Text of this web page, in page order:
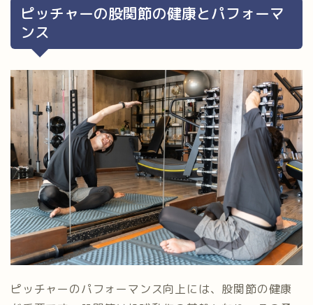
ピッチャーの股関節の健康とパフォーマ
ンス
ピッチャーのパフォーマンス向上には、股関節の健康